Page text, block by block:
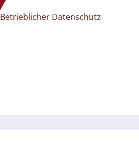
Betrieblicher Datenschutz